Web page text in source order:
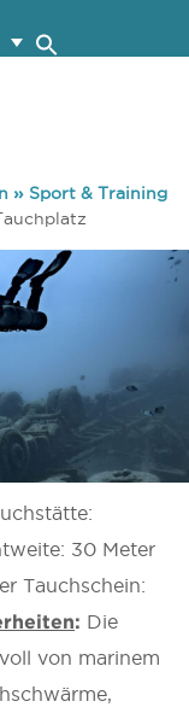
» Sport & Training
30 Meter
Tauchschein:
: Die
von marinem